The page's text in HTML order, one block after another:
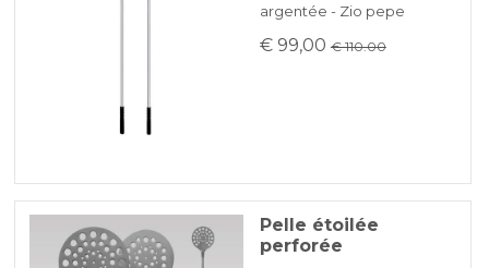
argentée - Zio pepe
€ 99,00 € 110.00
Pelle étoilée
perforée